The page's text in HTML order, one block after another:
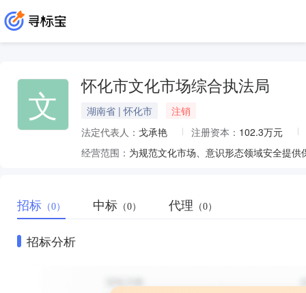
文 怀化市文化市场综合执法局
湖南省 | 怀化市
注销
法定代表人： 戈承艳 注册资本： 102.3万元
经营范围：
招标 （0） 中标 （0） 代理 （0）
招标分析